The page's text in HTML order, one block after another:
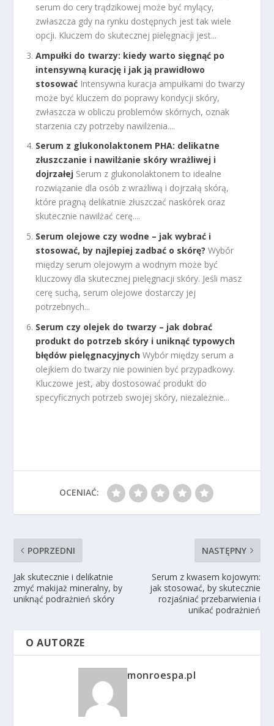
serum do cery trądzikowej może być mylący,
zwłaszcza gdy na rynku dostępnych jest tak wiele
opcji. Kluczem do skutecznej pielęgnacji jest...
Ampułki do twarzy: kiedy warto sięgnąć po
intensywną kurację i jak ją prawidłowo
stosować Intensywna kuracja ampułkami do twarzy
może być kluczem do poprawy kondycji skóry,
zwłaszcza w obliczu problemów skórnych, oznak
starzenia czy potrzeby nawilżenia....
Serum z glukonolaktonem PHA: delikatne
złuszczanie i nawilżanie skóry wrażliwej i
dojrzałej Serum z glukonolaktonem to idealne
rozwiązanie dla osób z wrażliwą i dojrzałą skórą,
które pragną delikatnie złuszczać naskórek oraz
skutecznie nawilżać cerę....
Serum olejowe czy wodne – jak wybrać i
stosować, by najlepiej zadbać o skórę? Wybór
między serum olejowym a wodnym może być
kluczowy dla skutecznej pielęgnacji skóry. Jeśli masz
cerę suchą, serum olejowe dostarczy jej
potrzebnych...
Serum czy olejek do twarzy – jak dobrać
produkt do potrzeb skóry i uniknąć typowych
błędów pielęgnacyjnych Wybór między serum a
olejkiem do twarzy nie powinien być przypadkowy.
Kluczowe jest, aby dostosować produkt do
specyficznych potrzeb swojej skóry, niezależnie...
OCENIAĆ:
POPRZEDNI
Jak skutecznie i delikatnie
zmyć makijaż mineralny, by
uniknąć podrażnień skóry
NASTĘPNY
Serum z kwasem kojowym:
jak stosować, by skutecznie
rozjaśniać przebarwienia i
unikać podrażnień
O AUTORZE
monroespa.pl